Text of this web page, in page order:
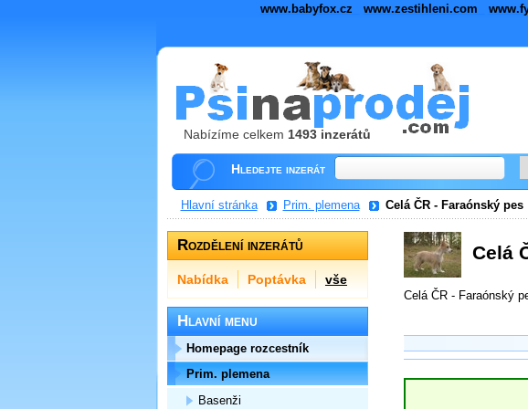
www.babyfox.cz www.zestihleni.com
Nabízíme celkem 1493 inzerátů
Hledejte inzerát
Hlavní stránka Prim. plemena Celá ČR - Faraónský pes
Celá
Celá ČR - Faraónský
Rozdělení inzerátů
Nabídka Poptávka vše
Hlavní menu
Homepage rozcestník
Prim. plemena
Basenži